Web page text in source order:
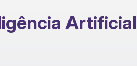
Artificial